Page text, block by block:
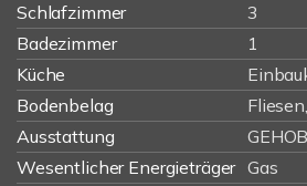
Schlafzimmer
3
Badezimmer
1
Küche
Bodenbelag
Ausstattung
Wesentlicher Energieträger Gas